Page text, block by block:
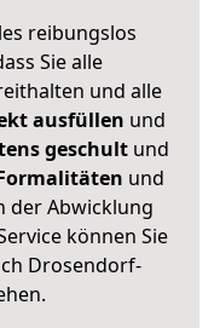
reibungslos
Sie alle
und alle
ausfüllen und
geschult und
und
der Abwicklung
können Sie
Drosendorf-